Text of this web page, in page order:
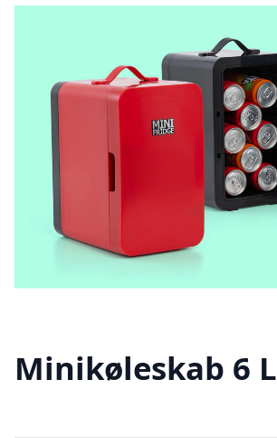
Minikøleskab 6 L